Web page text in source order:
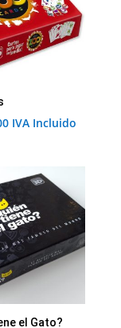
IVA Incluido
el Gato?